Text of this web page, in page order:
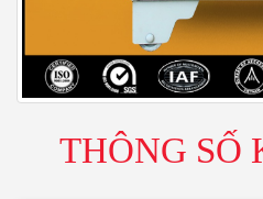
THÔNG SỐ